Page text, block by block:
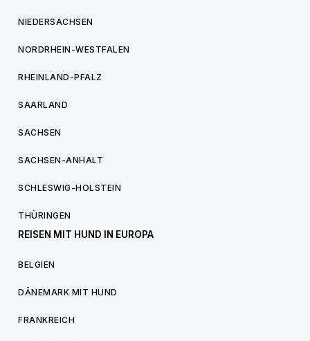
NIEDERSACHSEN
NORDRHEIN-WESTFALEN
RHEINLAND-PFALZ
SAARLAND
SACHSEN
SACHSEN-ANHALT
SCHLESWIG-HOLSTEIN
THÜRINGEN
REISEN MIT HUND IN EUROPA
BELGIEN
DÄNEMARK MIT HUND
FRANKREICH